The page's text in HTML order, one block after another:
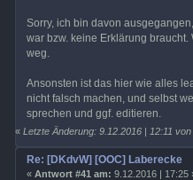
Sorry, ich bin davon
war bzw. keine Erklärung
weg.
Ansonsten ist das hier wie alles
nicht falsch machen, und selbst
sprechen und ggf. editieren.
«Letzte Änderung: 9.12.2016 | 12:11
Re: [DKdvW] [OOC] Laberecke
« Antwort #41 am: 9.12.2016 | 17:25